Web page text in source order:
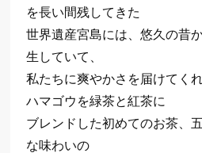
を長い間残してきた
世界遺産宮島には、悠久の昔
生していて、
私たちに爽やかさを届けてく
ハマゴウを緑茶と紅茶に
ブレンドした初めてのお茶、
な味わいの